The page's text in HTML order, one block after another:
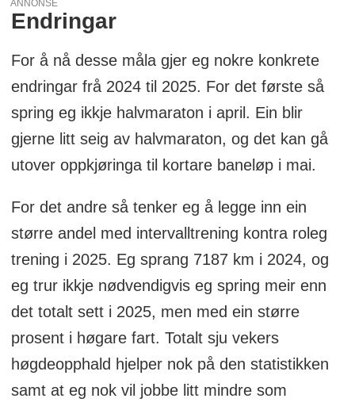
ANNONSE
Endringar
For å nå desse måla gjer eg nokre konkrete
endringar frå 2024 til 2025. For det første så
spring eg ikkje halvmaraton i april. Ein blir
gjerne litt seig av halvmaraton, og det kan gå
utover oppkjøringa til kortare baneløp i mai.
For det andre så tenker eg å legge inn ein
større andel med intervalltrening kontra roleg
trening i 2025. Eg sprang 7187 km i 2024, og
eg trur ikkje nødvendigvis eg spring meir enn
det totalt sett i 2025, men med ein større
prosent i høgare fart. Totalt sju vekers
høgdeopphald hjelper nok på den statistikken
samt at eg nok vil jobbe litt mindre som